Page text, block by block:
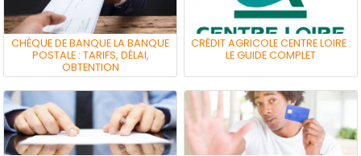
CHÈQUE DE BANQUE LA BANQUE
POSTALE : TARIFS, DÉLAI,
OBTENTION
CRÉDIT AGRICOLE CENTRE LOIRE :
LE GUIDE COMPLET